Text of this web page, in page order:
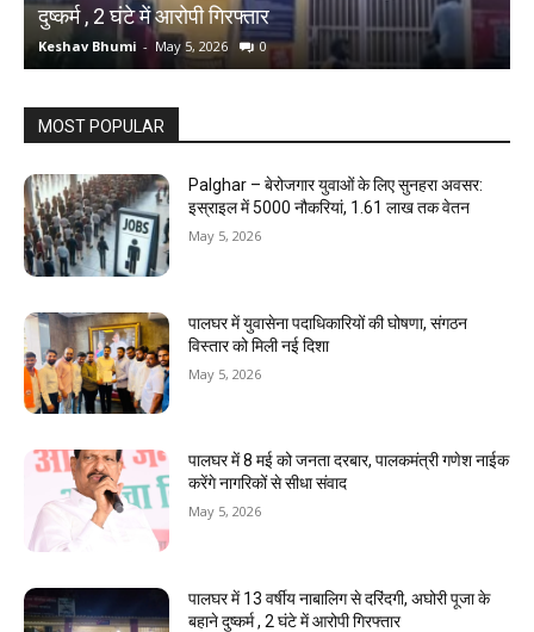
दुष्कर्म , 2 घंटे में आरोपी गिरफ्तार
Keshav Bhumi - May 5, 2026 0
MOST POPULAR
Palghar – बेरोजगार युवाओं के लिए सुनहरा अवसर:
इस्राइल में 5000 नौकरियां, ₹1.61 लाख तक वेतन
May 5, 2026
पालघर में युवासेना पदाधिकारियों की घोषणा, संगठन
विस्तार को मिली नई दिशा
May 5, 2026
पालघर में 8 मई को जनता दरबार, पालकमंत्री गणेश नाईक
करेंगे नागरिकों से सीधा संवाद
May 5, 2026
पालघर में 13 वर्षीय नाबालिग से दरिंदगी, अघोरी पूजा के
बहाने दुष्कर्म , 2 घंटे में आरोपी गिरफ्तार